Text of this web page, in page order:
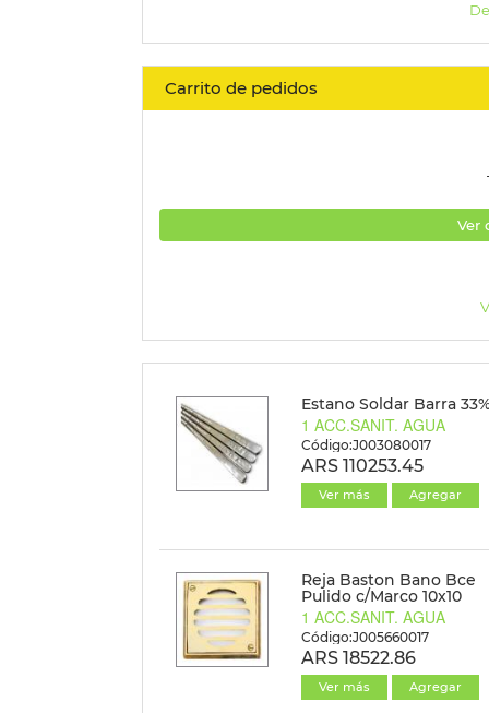
Carrito de pedidos
Ver
Estano Soldar Barra
1 ACC.SANIT. AGUA
Código:J003080017
ARS 110253.45
Ver más Agregar
Reja Baston Bano Bce
Pulido c/Marco 10x10
1 ACC.SANIT. AGUA
Código:J005660017
ARS 18522.86
Ver más Agregar